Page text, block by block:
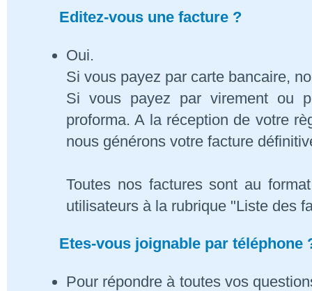
Editez-vous une facture ?
Oui.
Si vous payez par carte bancaire,
Si vous payez par virement ou
proforma. A la réception de votre
nous générons votre facture
Toutes nos factures sont au
utilisateurs à la rubrique "Liste des
Etes-vous joignable par téléphone
Pour répondre à toutes vos